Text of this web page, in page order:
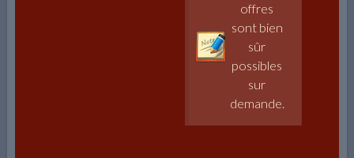
offres
sont bien
sûr
possibles
sur
demande.